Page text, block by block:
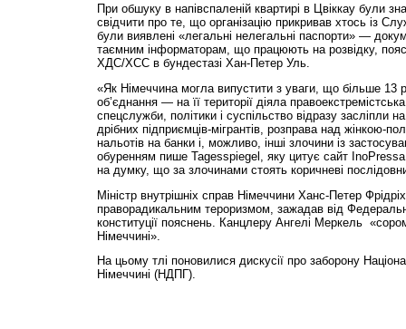
При обшуку в напівспаленій квартирі в Цвіккау були
свідчити про те, що організацію прикривав хтось із
були виявлені «легальні нелегальні паспорти» —
таємним інформаторам, що працюють на розвідку,
ХДС/ХСС в бундестазі Хан-Петер Уль.
«Як Німеччина могла випустити з уваги, що більше 13
об’єднання — на її території діяла
спецслужби, політики і суспільство відразу засліпли
дрібних підпри­ємців-мігрантів, розправа над жінкою-
нальотів на банки і, можливо, інші злочини із
обуренням пише Tagesspiegel, яку цитує сайт
на думку, що за злочинами стоять коричневі
Міністр внутрішніх справ Німеччини Ханс-Петер
праворадикальним тероризмом, зажадав від
конституції пояснень. Канцлеру Ангелі Меркель
Німеччині».
На цьому тлі поновилися дискусії про заборону
Німеччині (НДПГ).